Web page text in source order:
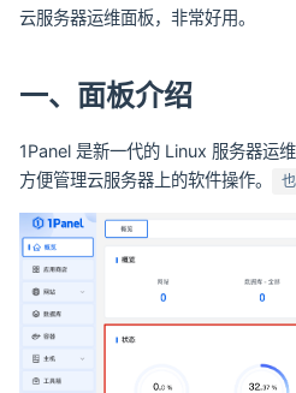
云服务器运维面板，非常好用。
一、面板介绍
1Panel 是新一代的 Linux 服务器运
方便管理云服务器上的软件操作。